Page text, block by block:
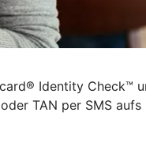
Identity Check™
TAN per SMS